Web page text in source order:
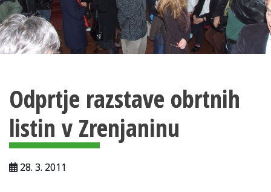
Katalog informacij javnega značaja
Zakonodaja
Vloga za upravne namene
Vloga za čitalnico
Vodnik po fondih in zbirkah
VAČ – VIRTUALNA ARHIVSKA ČITALNICA
Odprtje razstave obrtnih
listin v Zrenjaninu
28. 3. 2011